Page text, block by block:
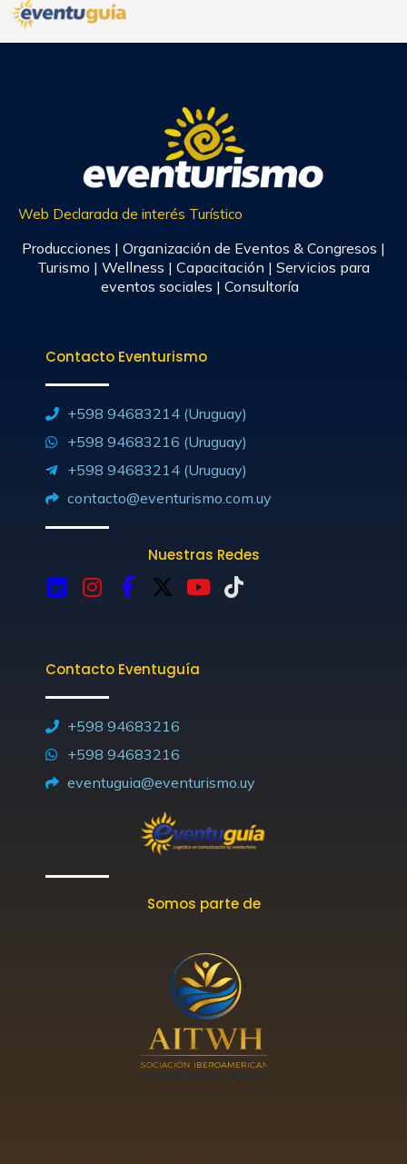
Web Declarada de interés Turístico
Producciones | Organización de Eventos & Congresos |
Turismo | Wellness | Capacitación | Servicios para
eventos sociales | Consultoría
Contacto Eventurismo
+598 94683214 (Uruguay)
+598 94683216 (Uruguay)
+598 94683214 (Uruguay)
contacto@eventurismo.com.uy
Nuestras Redes
L
e
d
i
n
I
a
g
r
a
m
F
b
o
k
-
f
X
i
t
e
r
Y
u
T
Contacto Eventuguía
+598 94683216
+598 94683216
eventuguia@eventurismo.uy
Somos parte de